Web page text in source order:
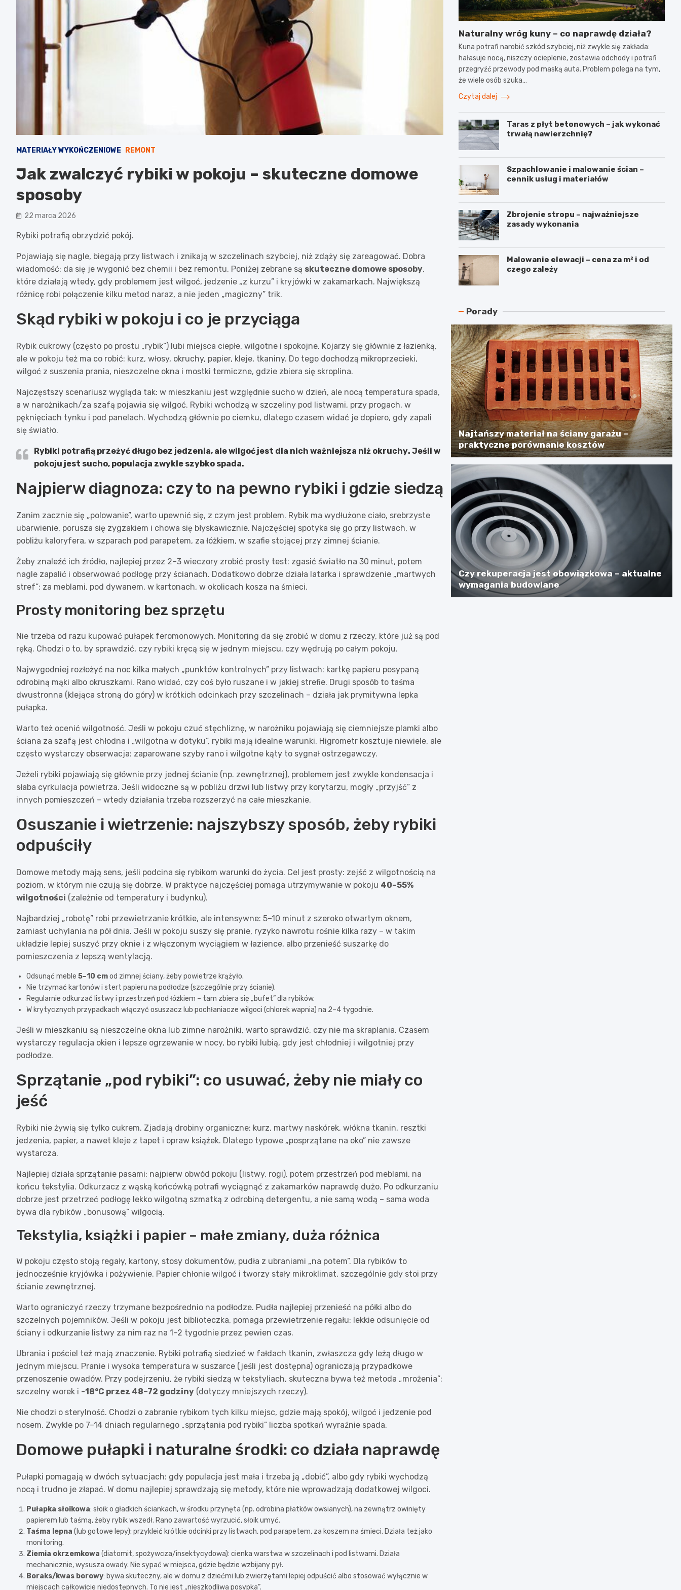
MATERIAŁY WYKOŃCZENIOWE REMONT
Jak zwalczyć rybiki w pokoju – skuteczne domowe
sposoby
22 marca 2026
Rybiki potrafią obrzydzić pokój.
Pojawiają się nagle, biegają przy listwach i znikają w szczelinach szybciej, niż zdąży się zareagować. Dobra
wiadomość: da się je wygonić bez chemii i bez remontu. Poniżej zebrane są skuteczne domowe sposoby,
które działają wtedy, gdy problemem jest wilgoć, jedzenie „z kurzu” i kryjówki w zakamarkach. Największą
różnicę robi połączenie kilku metod naraz, a nie jeden „magiczny” trik.
Skąd rybiki w pokoju i co je przyciąga
Rybik cukrowy (często po prostu „rybik”) lubi miejsca ciepłe, wilgotne i spokojne. Kojarzy się głównie z łazienką,
ale w pokoju też ma co robić: kurz, włosy, okruchy, papier, kleje, tkaniny. Do tego dochodzą mikroprzecieki,
wilgoć z suszenia prania, nieszczelne okna i mostki termiczne, gdzie zbiera się skroplina.
Najczęstszy scenariusz wygląda tak: w mieszkaniu jest względnie sucho w dzień, ale nocą temperatura spada,
a w narożnikach/za szafą pojawia się wilgoć. Rybiki wchodzą w szczeliny pod listwami, przy progach, w
pęknięciach tynku i pod panelach. Wychodzą głównie po ciemku, dlatego czasem widać je dopiero, gdy zapali
się światło.
Rybiki potrafią przeżyć długo bez jedzenia, alewilgoć jest dla nich ważniejsza niż okruchy. Jeśli w
pokoju jest sucho, populacja zwykle szybko spada.
Najpierw diagnoza: czy to na pewno rybiki i gdzie siedzą
Zanim zacznie się „polowanie”, warto upewnić się, z czym jest problem. Rybik ma wydłużone ciało, srebrzyste
ubarwienie, porusza się zygzakiem i chowa się błyskawicznie. Najczęściej spotyka się go przy listwach, w
pobliżu kaloryfera, w szparach pod parapetem, za łóżkiem, w szafie stojącej przy zimnej ścianie.
Żeby znaleźć ich źródło, najlepiej przez 2–3 wieczory zrobić prosty test: zgasić światło na 30 minut, potem
nagle zapalić i obserwować podłogę przy ścianach. Dodatkowo dobrze działa latarka i sprawdzenie „martwych
stref”: za meblami, pod dywanem, w kartonach, w okolicach kosza na śmieci.
Prosty monitoring bez sprzętu
Nie trzeba od razu kupować pułapek feromonowych. Monitoring da się zrobić w domu z rzeczy, które już są pod
ręką. Chodzi o to, by sprawdzić, czy rybiki kręcą się w jednym miejscu, czy wędrują po całym pokoju.
Najwygodniej rozłożyć na noc kilka małych „punktów kontrolnych” przy listwach: kartkę papieru posypaną
odrobiną mąki albo okruszkami. Rano widać, czy coś było ruszane i w jakiej strefie. Drugi sposób to taśma
dwustronna (klejąca stroną do góry) w krótkich odcinkach przy szczelinach – działa jak prymitywna lepka
pułapka.
Warto też ocenić wilgotność. Jeśli w pokoju czuć stęchliznę, w narożniku pojawiają się ciemniejsze plamki albo
ściana za szafą jest chłodna i „wilgotna w dotyku”, rybiki mają idealne warunki. Higrometr kosztuje niewiele, ale
często wystarczy obserwacja: zaparowane szyby rano i wilgotne kąty to sygnał ostrzegawczy.
Jeżeli rybiki pojawiają się głównie przy jednej ścianie (np. zewnętrznej), problemem jest zwykle kondensacja i
słaba cyrkulacja powietrza. Jeśli widoczne są w pobliżu drzwi lub listwy przy korytarzu, mogły „przyjść” z
innych pomieszczeń – wtedy działania trzeba rozszerzyć na całe mieszkanie.
Osuszanie i wietrzenie: najszybszy sposób, żeby rybiki
odpuściły
Domowe metody mają sens, jeśli podcina się rybikom warunki do życia. Cel jest prosty: zejść z wilgotnością na
poziom, w którym nie czują się dobrze. W praktyce najczęściej pomaga utrzymywanie w pokoju 40–55%
wilgotności (zależnie od temperatury i budynku).
Najbardziej „robotę” robi przewietrzanie krótkie, ale intensywne: 5–10 minut z szeroko otwartym oknem,
zamiast uchylania na pół dnia. Jeśli w pokoju suszy się pranie, ryzyko nawrotu rośnie kilka razy – w takim
układzie lepiej suszyć przy oknie i z włączonym wyciągiem w łazience, albo przenieść suszarkę do
pomieszczenia z lepszą wentylacją.
Odsunąć meble 5–10 cmod zimnej ściany, żeby powietrze krążyło.
Nie trzymać kartonów i stert papieru na podłodze (szczególnie przy ścianie).
Regularnie odkurzać listwy i przestrzeń pod łóżkiem – tam zbiera się „bufet” dla rybików.
W krytycznych przypadkach włączyć osuszacz lub pochłaniacze wilgoci (chlorek wapnia) na 2–4 tygodnie.
Jeśli w mieszkaniu są nieszczelne okna lub zimne narożniki, warto sprawdzić, czy nie ma skraplania. Czasem
wystarczy regulacja okien i lepsze ogrzewanie w nocy, bo rybiki lubią, gdy jest chłodniej i wilgotniej przy
podłodze.
Sprzątanie „pod rybiki”: co usuwać, żeby nie miały co
jeść
Rybiki nie żywią się tylko cukrem. Zjadają drobiny organiczne: kurz, martwy naskórek, włókna tkanin, resztki
jedzenia, papier, a nawet kleje z tapet i opraw książek. Dlatego typowe „posprzątane na oko” nie zawsze
wystarcza.
Najlepiej działa sprzątanie pasami: najpierw obwód pokoju (listwy, rogi), potem przestrzeń pod meblami, na
końcu tekstylia. Odkurzacz z wąską końcówką potrafi wyciągnąć z zakamarków naprawdę dużo. Po odkurzaniu
dobrze jest przetrzeć podłogę lekko wilgotną szmatką z odrobiną detergentu, a nie samą wodą – sama woda
bywa dla rybików „bonusową” wilgocią.
Tekstylia, książki i papier – małe zmiany, duża różnica
W pokoju często stoją regały, kartony, stosy dokumentów, pudła z ubraniami „na potem”. Dla rybików to
jednocześnie kryjówka i pożywienie. Papier chłonie wilgoć i tworzy stały mikroklimat, szczególnie gdy stoi przy
ścianie zewnętrznej.
Warto ograniczyć rzeczy trzymane bezpośrednio na podłodze. Pudła najlepiej przenieść na półki albo do
szczelnych pojemników. Jeśli w pokoju jest biblioteczka, pomaga przewietrzenie regału: lekkie odsunięcie od
ściany i odkurzanie listwy za nim raz na 1–2 tygodnie przez pewien czas.
Ubrania i pościel też mają znaczenie. Rybiki potrafią siedzieć w fałdach tkanin, zwłaszcza gdy leżą długo w
jednym miejscu. Pranie i wysoka temperatura w suszarce (jeśli jest dostępna) ograniczają przypadkowe
przenoszenie owadów. Przy podejrzeniu, że rybiki siedzą w tekstyliach, skuteczna bywa też metoda „mrożenia”:
szczelny worek i -18°C przez 48–72 godziny (dotyczy mniejszych rzeczy).
Nie chodzi o sterylność. Chodzi o zabranie rybikom tych kilku miejsc, gdzie mają spokój, wilgoć i jedzenie pod
nosem. Zwykle po 7–14 dniach regularnego „sprzątania pod rybiki” liczba spotkań wyraźnie spada.
Domowe pułapki i naturalne środki: co działa naprawdę
Pułapki pomagają w dwóch sytuacjach: gdy populacja jest mała i trzeba ją „dobić”, albo gdy rybiki wychodzą
nocą i trudno je złapać. W domu najlepiej sprawdzają się metody, które nie wprowadzają dodatkowej wilgoci.
Pułapka słoikowa: słoik o gładkich ściankach, w środku przynęta (np. odrobina płatków owsianych), na zewnątrz owinięty
papierem lub taśmą, żeby rybik wszedł. Rano zawartość wyrzucić, słoik umyć.
Taśma lepna (lub gotowe lepy): przykleić krótkie odcinki przy listwach, pod parapetem, za koszem na śmieci. Działa też jako
monitoring.
Ziemia okrzemkowa (diatomit, spożywcza/insektycydowa): cienka warstwa w szczelinach i pod listwami. Działa
mechanicznie, wysusza owady. Nie sypać w miejsca, gdzie będzie wzbijany pył.
Boraks/kwas borowy: bywa skuteczny, ale w domu z dziećmi lub zwierzętami lepiej odpuścić albo stosować wyłącznie w
miejscach całkowicie niedostępnych. To nie jest „nieszkodliwa posypka”.
Naturalny wróg kuny – co naprawdę działa?
Kuna potrafi narobić szkód szybciej, niż zwykle się zakłada:
hałasuje nocą, niszczy ocieplenie, zostawia odchody i potrafi
przegryźć przewody pod maską auta. Problem polega na tym,
że wiele osób szuka…
Czytaj dalej
Taras z płyt betonowych – jak wykonać
trwałą nawierzchnię?
Szpachlowanie i malowanie ścian –
cennik usług i materiałów
Zbrojenie stropu – najważniejsze
zasady wykonania
Malowanie elewacji – cena za m² i od
czego zależy
Porady
Najtańszy materiał na ściany garażu –
praktyczne porównanie kosztów
Czy rekuperacja jest obowiązkowa – aktualne
wymagania budowlane